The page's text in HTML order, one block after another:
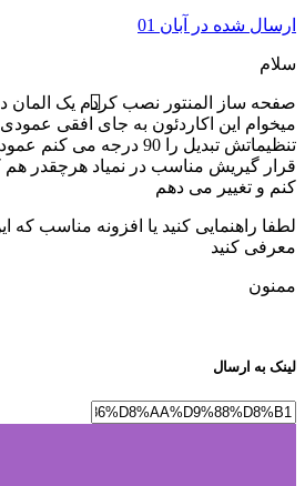
ارسال شده در آبان 01
سلام
صفحه ساز المنتور نصب کردم یک المان
میخوام این اکاردئون به جای افقی
تنظیماتش تبدیل را 90
قرار گیریش مناسب در نمیاد هرچقدر
کنم و تغییر می دهم
لطفا راهنمایی کنید یا افزونه مناسب که
معرفی کنید
ممنون
لینک به ارسال